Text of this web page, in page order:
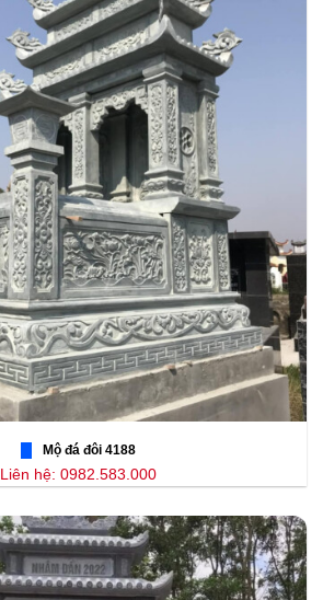
Mộ đá đôi 4188
Liên hệ: 0982.583.000